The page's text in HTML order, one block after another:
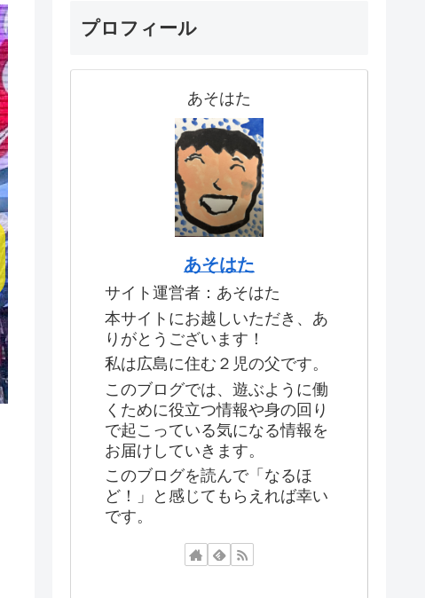
プロフィール
あそはた
あそはた
サイト運営者：あそはた
本サイトにお越しいただき、あ
りがとうございます！
私は広島に住む２児の父です。
このブログでは、遊ぶように働
くために役立つ情報や身の回り
で起こっている気になる情報を
お届けしていきます。
このブログを読んで「なるほ
ど！」と感じてもらえれば幸い
です。